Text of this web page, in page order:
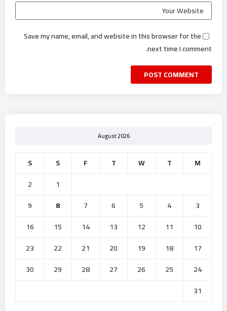
Save my name, email, and website in this browser for the
next time I comment.
August 2026
M
T
W
T
F
S
S
1
2
3
4
5
6
7
8
9
10
11
12
13
14
15
16
17
18
19
20
21
22
23
24
25
26
27
28
29
30
31